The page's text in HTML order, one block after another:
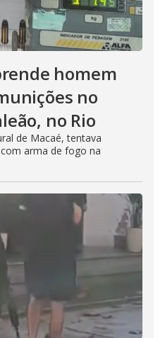
homem
no
no Rio
de Macaé, tentava
arma de fogo na